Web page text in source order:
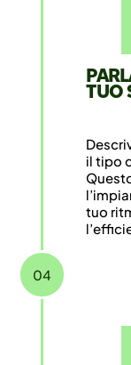
TUO
il tipo
tuo
04